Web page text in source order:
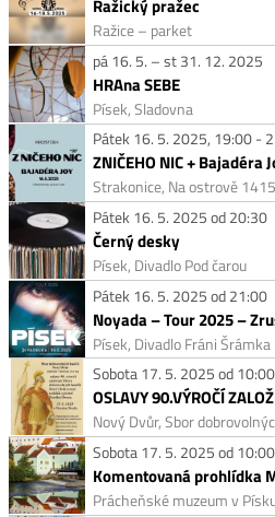
Ražický pražec
Ražice – parket
pá 16. 5. – st 31. 12. 2025
HRAna SEBE
Písek, Sladovna
Pátek 16. 5. 2025, 19:00 -
ZNIČEHO NIC + Bajadéra
Strakonice, Na ostrově 1415
Pátek 16. 5. 2025 od 20:30
Černý desky
Písek, Divadlo Pod čarou
Pátek 16. 5. 2025 od 21:00
Noyada – Tour 2025 –
Písek, Divadlo Fráni
Sobota 17. 5. 2025 od 10:00
Nový Dvůr, Sbor
Sobota 17. 5. 2025 od 10:00
Komentovaná prohlídka
Prácheňské muzeum v